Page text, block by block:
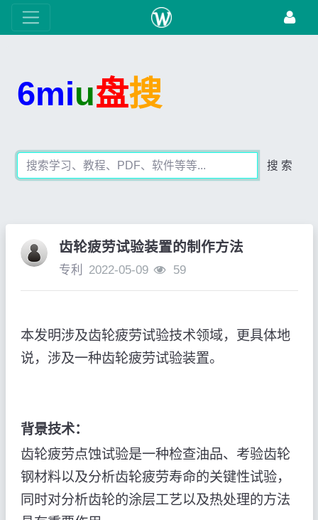
6miu盘搜
搜 索
齿轮疲劳试验装置的制作方法
专利 2022-05-09 59
本发明涉及齿轮疲劳试验技术领域，更具体地
说，涉及一种齿轮疲劳试验装置。
背景技术：
齿轮疲劳点蚀试验是一种检查油品、考验齿轮
钢材料以及分析齿轮疲劳寿命的关键性试验，
同时对分析齿轮的涂层工艺以及热处理的方法